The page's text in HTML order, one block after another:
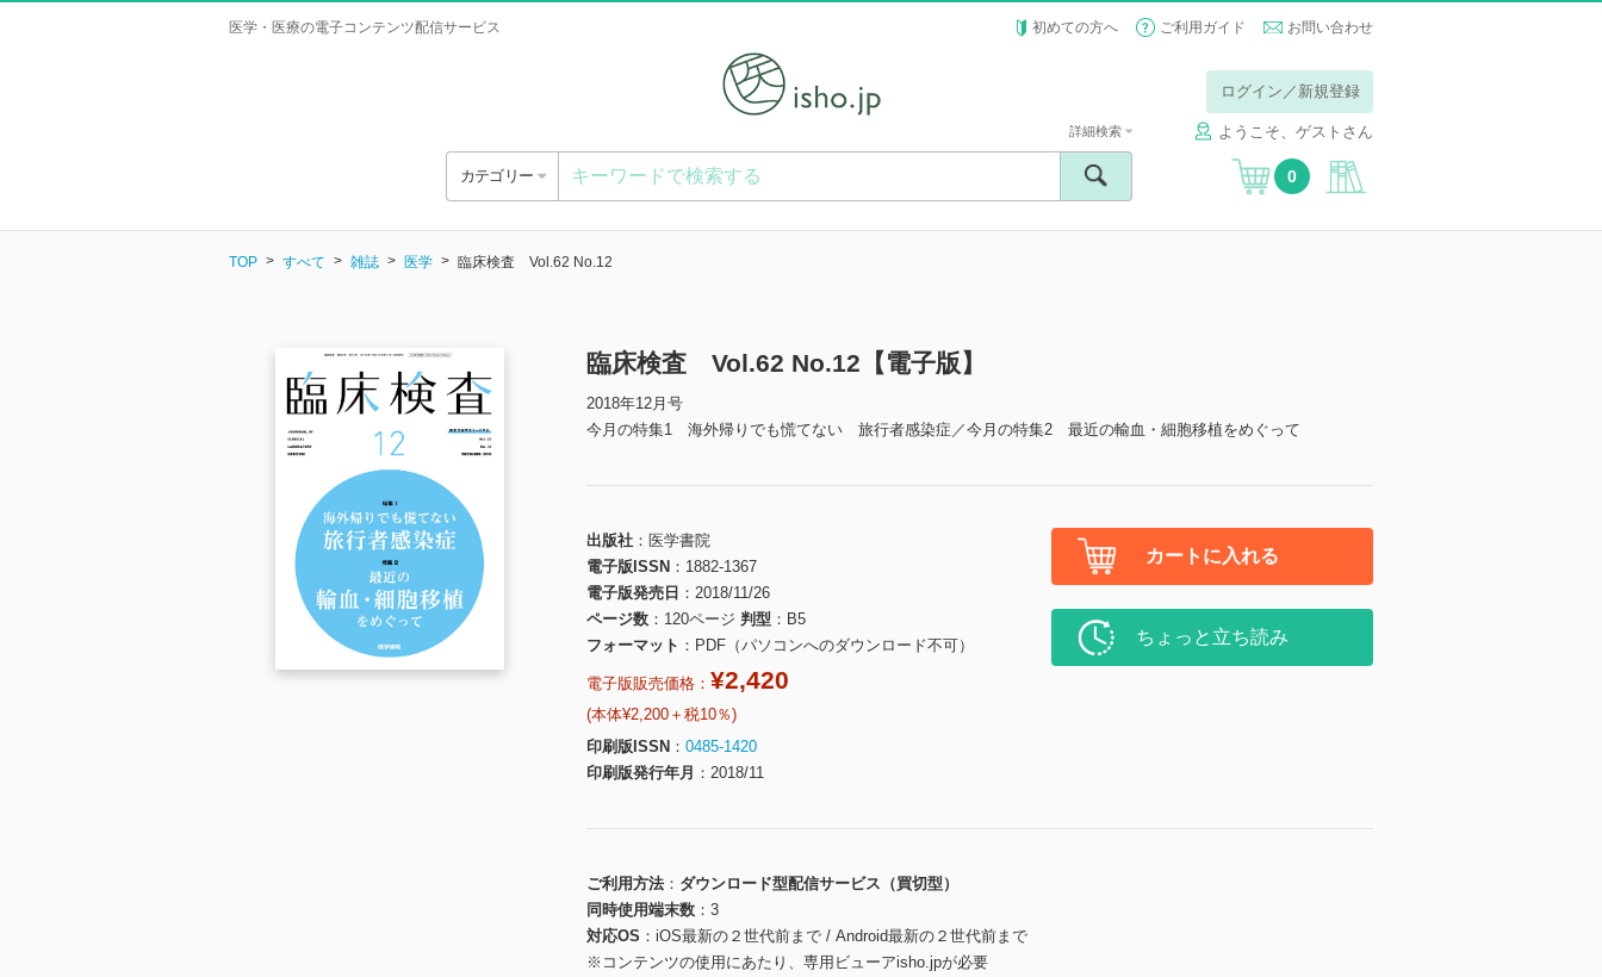
医学・医療の電子コンテンツ配信サービス 初めての方へ ご利用ガイド お問い合わせ
ログイン／新規登録
ようこそ、ゲストさん
カテゴリー
詳細検索
0
TOP すべて 雑誌 医学 臨床検査 Vol.62 No.12
臨床検査 Vol.62 No.12【電子版】
2018年12月号
今月の特集1 海外帰りでも慌てない 旅行者感染症／今月の特集2 最近の輸血・細胞移植をめぐって
出版社
医学書院
電子版ISSN
1882-1367
電子版発売日
2018/11/26
ページ数
120ページ 判型
B5
フォーマット
PDF（パソコンへのダウンロード不可）
電子版販売価格： ¥2,420
(本体¥2,200＋税10％)
印刷版ISSN
0485-1420
印刷版発行年月
2018/11
カートに入れる
ちょっと立ち読み
ご利用方法
ダウンロード型配信サービス（買切型）
同時使用端末数
3
対応OS
iOS最新の２世代前まで / Android最新の２世代前まで
※コンテンツの使用にあたり、専用ビューアisho.jpが必要